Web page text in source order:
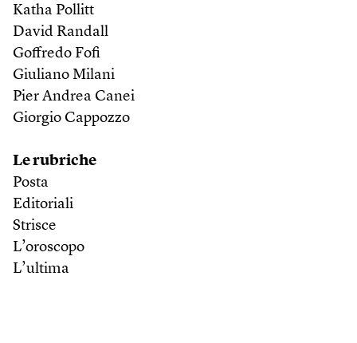
Katha Pollitt
David Randall
Goffredo Fofi
Giuliano Milani
Pier Andrea Canei
Giorgio Cappozzo
Le rubriche
Posta
Editoriali
Strisce
L’oroscopo
L’ultima